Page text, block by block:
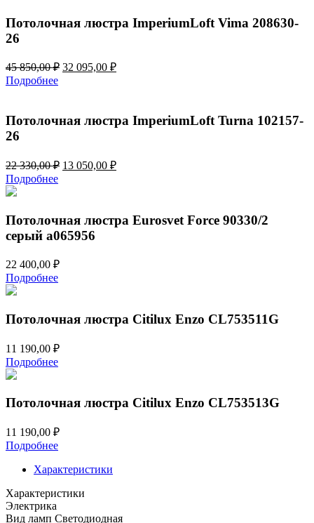
680,00 ₽.
Потолочная люстра ImperiumLoft Vima 208630-
26
45 850,00₽ Первоначальная
850,00 ₽.
32 095,00 ₽Текущая
Подробнее
Потолочная люстра ImperiumLoft Turna 102157-
26
22 330,00₽ Первоначальная
13 050,00 ₽Текущая
Подробнее
Потолочная люстра Eurosvet Force 90330/2
серый a065956
22 400,00 ₽
Подробнее
Потолочная люстра Citilux Enzo CL753511G
11 190,00 ₽
Подробнее
Потолочная люстра Citilux Enzo CL753513G
11 190,00 ₽
Подробнее
Характеристики
Характеристики
Электрика
Вид ламп Светодиодная